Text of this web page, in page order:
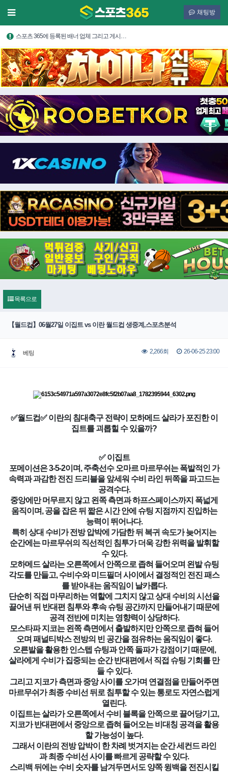
채팅방
스포츠 365에 등록된 배너 업체 그리고 게시…
목록으로
【월드컵】06월27일 이집트 vs 이란 월드컵 생중계,스포츠분석
베팅 2,266회 26-06-25 23:00
✅월드컵✅ 이란의 침대축구 전략이 모하메드 살라가 포진한 이
집트를 괴롭힐 수 있을까?
✅ 이집트
포메이션은 3-5-2이며, 주축선수 오마르 마르무쉬는 폭발적인 가
속력과 과감한 전진 드리블을 앞세워 수비 라인 뒤쪽을 파고드는
공격수다.
중앙에만 머무르지 않고 왼쪽 측면과 하프스페이스까지 폭넓게
움직이며, 공을 잡은 뒤 짧은 시간 안에 슈팅 지점까지 진입하는
능력이 뛰어나다.
특히 상대 수비가 전방 압박에 가담한 뒤 복귀 속도가 늦어지는
순간에는 마르무쉬의 직선적인 침투가 더욱 강한 위력을 발휘할
수 있다.
모하메드 살라는 오른쪽에서 안쪽으로 좁혀 들어오며 왼발 슈팅
각도를 만들고, 수비수와 미드필더 사이에서 결정적인 전진 패스
를 받아내는 움직임이 날카롭다.
단순히 직접 마무리하는 역할에 그치지 않고 상대 수비의 시선을
끌어낸 뒤 반대편 침투와 후속 슈팅 공간까지 만들어내기 때문에
공격 전반에 미치는 영향력이 상당하다.
모스타파 지코는 왼쪽 측면에서 출발하지만 안쪽으로 좁혀 들어
오며 패널티박스 전방의 빈 공간을 점유하는 움직임이 좋다.
오른발을 활용한 인스텝 슈팅과 안쪽 돌파가 강점이기 때문에,
살라에게 수비가 집중되는 순간 반대편에서 직접 슈팅 기회를 만
들 수 있다.
그리고 지코가 측면과 중앙 사이를 오가며 연결점을 만들어주면
마르무쉬가 최종 수비선 뒤로 침투할 수 있는 통로도 자연스럽게
열린다.
이집트는 살라가 오른쪽에서 수비 블록을 안쪽으로 끌어당기고,
지코가 반대편에서 중앙으로 좁혀 들어오는 비대칭 공격을 활용
할 가능성이 높다.
그래서 이란의 전방 압박이 한 차례 벗겨지는 순간 세컨드 라인
과 최종 수비선 사이를 빠르게 공략할 수 있다.
스리백 뒤에는 수비 숫자를 남겨두면서도 양쪽 윙백을 전진시킬